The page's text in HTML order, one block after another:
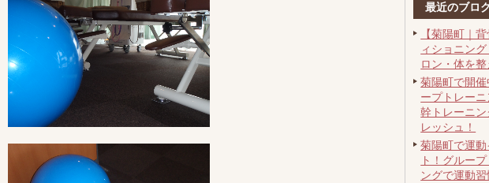
最近のブロ
【菊陽町｜
ィショニン
ロン・体を整
菊陽町で開
ープトレー
幹トレーニン
レッシュ！
菊陽町で運動
ト！グルー
ングで運動